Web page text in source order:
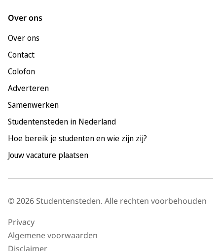
Over ons
Over ons
Contact
Colofon
Adverteren
Samenwerken
Studentensteden in Nederland
Hoe bereik je studenten en wie zijn zij?
Jouw vacature plaatsen
© 2026 Studentensteden. Alle rechten voorbehouden
Privacy
Algemene voorwaarden
Disclaimer